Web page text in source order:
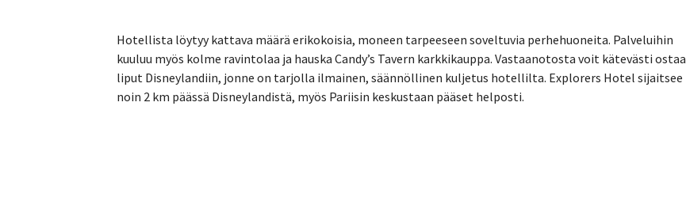
Hotellista löytyy kattava määrä erikokoisia, moneen tarpeeseen soveltuvia perhehuoneita. Palveluihin
kuuluu myös kolme ravintolaa ja hauska Candy’s Tavern karkkikauppa. Vastaanotosta voit kätevästi ostaa
liput Disneylandiin, jonne on tarjolla ilmainen, säännöllinen kuljetus hotellilta. Explorers Hotel sijaitsee
noin 2 km päässä Disneylandistä, myös Pariisin keskustaan pääset helposti.